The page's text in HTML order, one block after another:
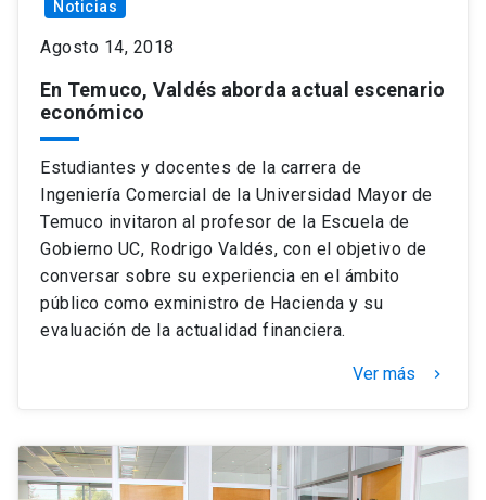
Noticias
Agosto 14, 2018
En Temuco, Valdés aborda actual escenario
económico
Estudiantes y docentes de la carrera de
Ingeniería Comercial de la Universidad Mayor de
Temuco invitaron al profesor de la Escuela de
Gobierno UC, Rodrigo Valdés, con el objetivo de
conversar sobre su experiencia en el ámbito
público como exministro de Hacienda y su
evaluación de la actualidad financiera.
Ver más keyboard_arrow_right